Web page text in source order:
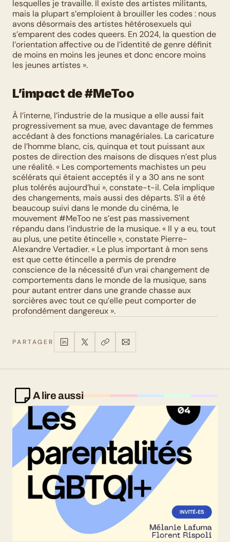
lesquelles je travaille. Il existe des artistes militants,
mais la plupart s’emploient à brouiller les codes : nous
avons désormais des artistes hétérosexuels qui
s’emparent des codes queers. En 2024, la question de
l’orientation affective ou de l’identité de genre définit
de moins en moins les jeunes et donc encore moins
les jeunes artistes ».
L’impact de #MeToo
À l’interne, l’industrie de la musique a elle aussi fait
progressivement sa mue, avec davantage de femmes
accédant à des fonctions managériales. La caricature
de l’homme blanc, cis, quinqua et tout puissant aux
postes de direction des maisons de disques n’est plus
une réalité. « Les comportements machistes un peu
scélérats qui étaient acceptés il y a 30 ans ne sont
plus tolérés aujourd’hui », constate-t-il. Cela implique
des changements, mais aussi des départs. S’il a été
beaucoup suivi dans le monde du cinéma, le
mouvement #MeToo ne s’est pas massivement
répandu dans l’industrie de la musique. « Il y a eu, tout
au plus, une petite étincelle », constate Pierre-
Alexandre Vertadier. « Le plus important à mon sens
est que cette étincelle a permis de prendre
conscience de la nécessité d’un vrai changement de
comportements dans le monde de la musique, sans
pour autant entrer dans une grande chasse aux
sorcières avec tout ce qu’elle peut comporter de
profondément dangereux ».
PARTAGER
A lire aussi